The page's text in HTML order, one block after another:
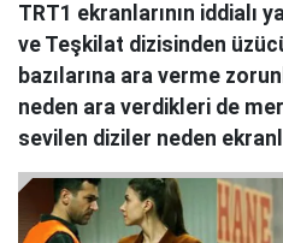
TRT1 ekranlarının iddialı
ve Teşkilat dizisinden
bazılarına ara verme
neden ara verdikleri de
sevilen diziler neden